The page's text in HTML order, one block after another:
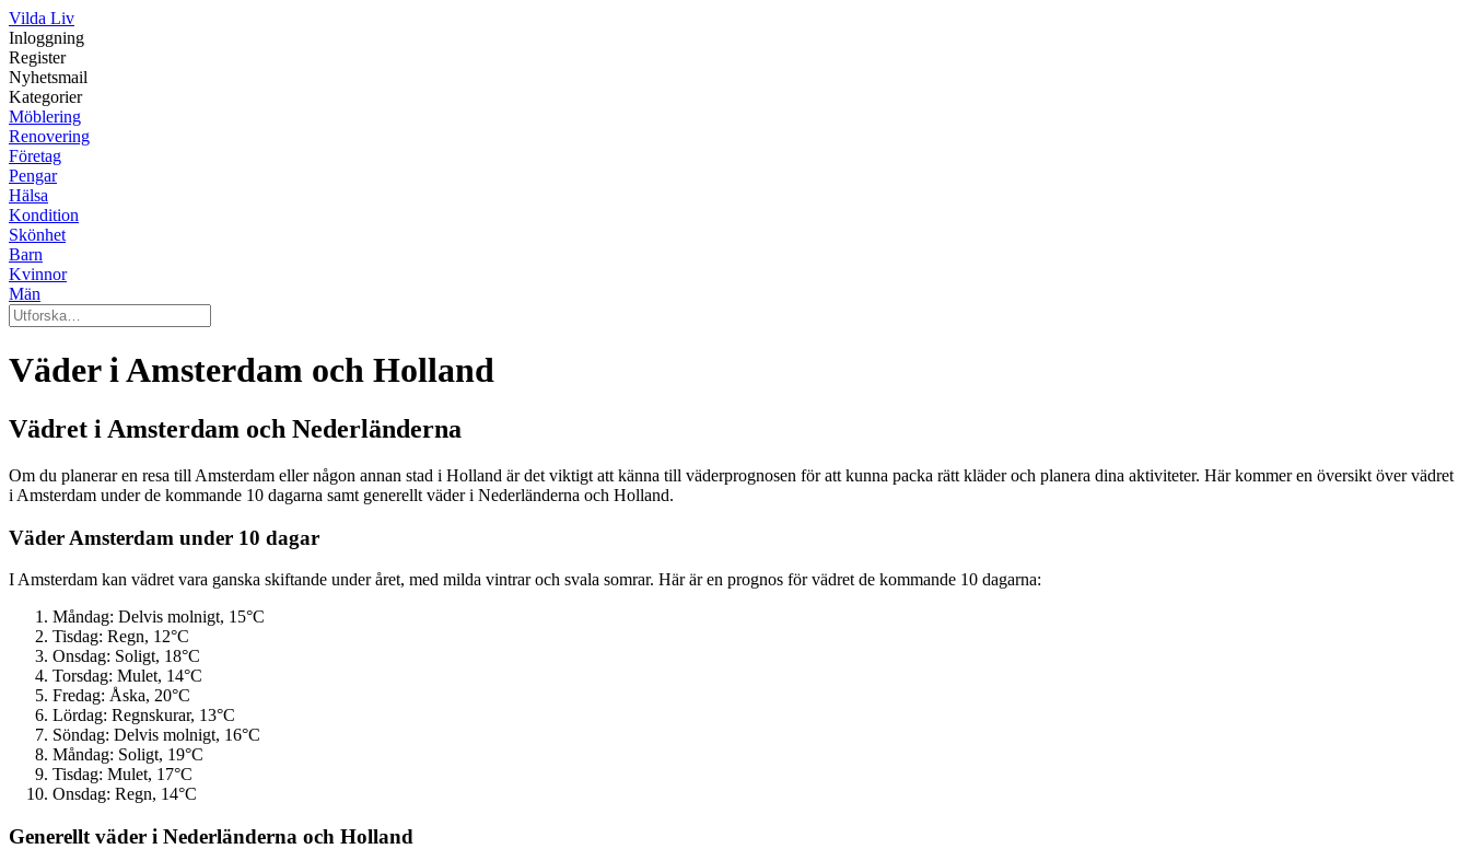
Vilda Liv
Inloggning
Register
Nyhetsmail
Kategorier
Möblering
Renovering
Företag
Pengar
Hälsa
Kondition
Skönhet
Barn
Kvinnor
Män
Väder i Amsterdam och Holland
Vädret i Amsterdam och Nederländerna
Om du planerar en resa till Amsterdam eller någon annan stad i Holland är det viktigt att känna till väderprognosen för att kunna packa rätt kläder och planera dina aktiviteter. Här kommer en översikt över vädret
i Amsterdam under de kommande 10 dagarna samt generellt väder i Nederländerna och Holland.
Väder Amsterdam under 10 dagar
I Amsterdam kan vädret vara ganska skiftande under året, med milda vintrar och svala somrar. Här är en prognos för vädret de kommande 10 dagarna:
Måndag: Delvis molnigt, 15°C
Tisdag: Regn, 12°C
Onsdag: Soligt, 18°C
Torsdag: Mulet, 14°C
Fredag: Åska, 20°C
Lördag: Regnskurar, 13°C
Söndag: Delvis molnigt, 16°C
Måndag: Soligt, 19°C
Tisdag: Mulet, 17°C
Onsdag: Regn, 14°C
Generellt väder i Nederländerna och Holland